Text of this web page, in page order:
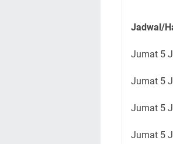
Jadwal/
Jumat 5
Jumat 5
Jumat 5
Jumat 5